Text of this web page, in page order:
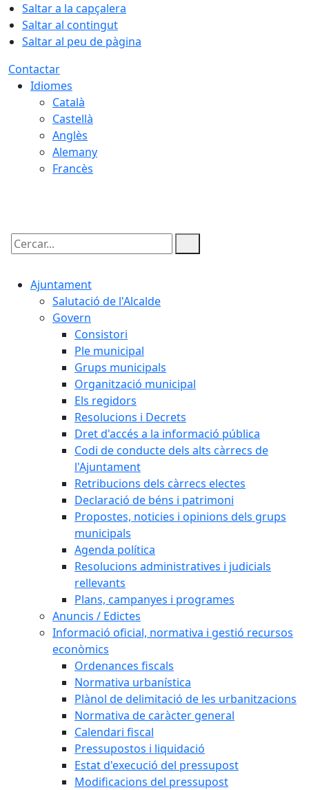
Saltar a la capçalera
Saltar al contingut
Saltar al peu de pàgina
Contactar
Idiomes
Català
Castellà
Anglès
Alemany
Francès
Cercar:
Ajuntament
Salutació de l'Alcalde
Govern
Consistori
Ple municipal
Grups municipals
Organització municipal
Els regidors
Resolucions i Decrets
Dret d'accés a la informació pública
Codi de conducte dels alts càrrecs de
l'Ajuntament
Retribucions dels càrrecs electes
Declaració de béns i patrimoni
Propostes, noticies i opinions dels grups
municipals
Agenda política
Resolucions administratives i judicials
rellevants
Plans, campanyes i programes
Anuncis / Edictes
Informació oficial, normativa i gestió recursos
econòmics
Ordenances fiscals
Normativa urbanística
Plànol de delimitació de les urbanitzacions
Normativa de caràcter general
Calendari fiscal
Pressupostos i liquidació
Estat d'execució del pressupost
Modificacions del pressupost